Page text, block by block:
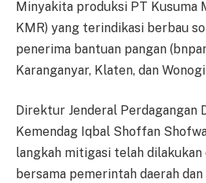
Minyakita pro­duk­si PT Kusuma
KMR) yang terindikasi ber­bau
pe­ne­rima bantuan pangan
Ka­ra­ng­anyar, Klaten, dan
Direktur Jenderal Per­da­ga­ngan
Kemendag Iqbal Shoffan
langkah mitigasi telah
ber­sama pemerintah daerah